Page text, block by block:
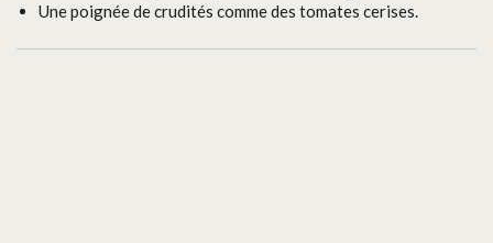
Une poignée de crudités comme des tomates cerises.